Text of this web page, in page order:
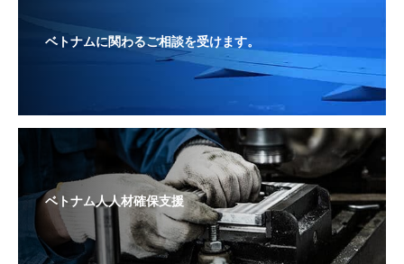
ベトナムに関わるご相談を受けます。
ベトナム人人材確保支援